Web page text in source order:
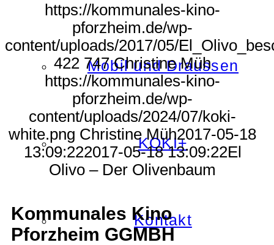
Mobil und Draussen
KOKI+
Kontakt
https://kommunales-kino-
pforzheim.de/wp-
content/uploads/2017/05/
422 747 Christine Müh
https://kommunales-kino-
pforzheim.de/wp-
content/uploads/2024/07/koki-
white.png Christine Müh2017-05-18
13:09:222017-05-18 13:09:22El
Olivo – Der Olivenbaum
Kommunales Kino
Pforzheim GGMBH